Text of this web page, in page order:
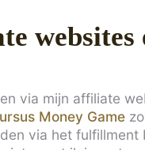
websites
via mijn affiliate
Money Game
via het fulfillment